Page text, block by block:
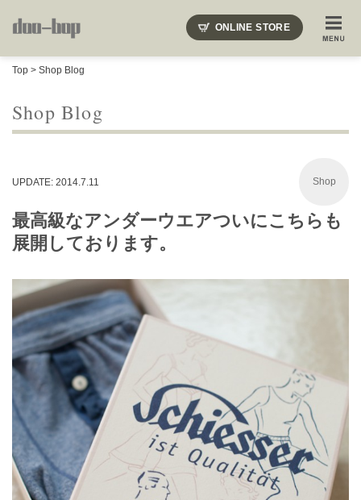
ONLINE STORE
Top > Shop Blog
Shop Blog
UPDATE: 2014.7.11 Shop
最高級なアンダーウエアついにこちらも
展開しております。